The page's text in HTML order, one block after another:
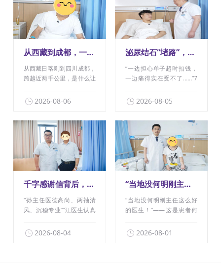
从西藏到成都，一场亲戚间的“保胆”接力【四川保胆取石医院】
从西藏日喀则到四川成都，
跨越近两千公里，是什么让
2026-08-06
泌尿结石“堵路”，外卖小哥痛进急诊！四川结石病医院专家：多喝水、不憋尿可预防
“一边担心单子超时扣钱，
一边痛得实在受不了……”7
2026-08-05
千字感谢信背后，藏着怎样的“守护肾脏”的故事【四川结石病医院】
“孙主任医德高尚、两袖清
风、沉稳专业”“江医生认真
2026-08-04
“当地没何明刚主任这么好的医生！”她专程从福建来四川结石病医院保胆
“当地没何明刚主任这么好
的医生！”——这是患者何
2026-08-01